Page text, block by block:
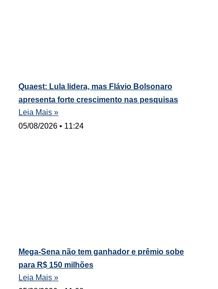
Quaest: Lula lidera, mas Flávio Bolsonaro
apresenta forte crescimento nas pesquisas
Leia Mais »
05/08/2026
11:24
Mega-Sena não tem ganhador e prêmio sobe
para R$ 150 milhões
Leia Mais »